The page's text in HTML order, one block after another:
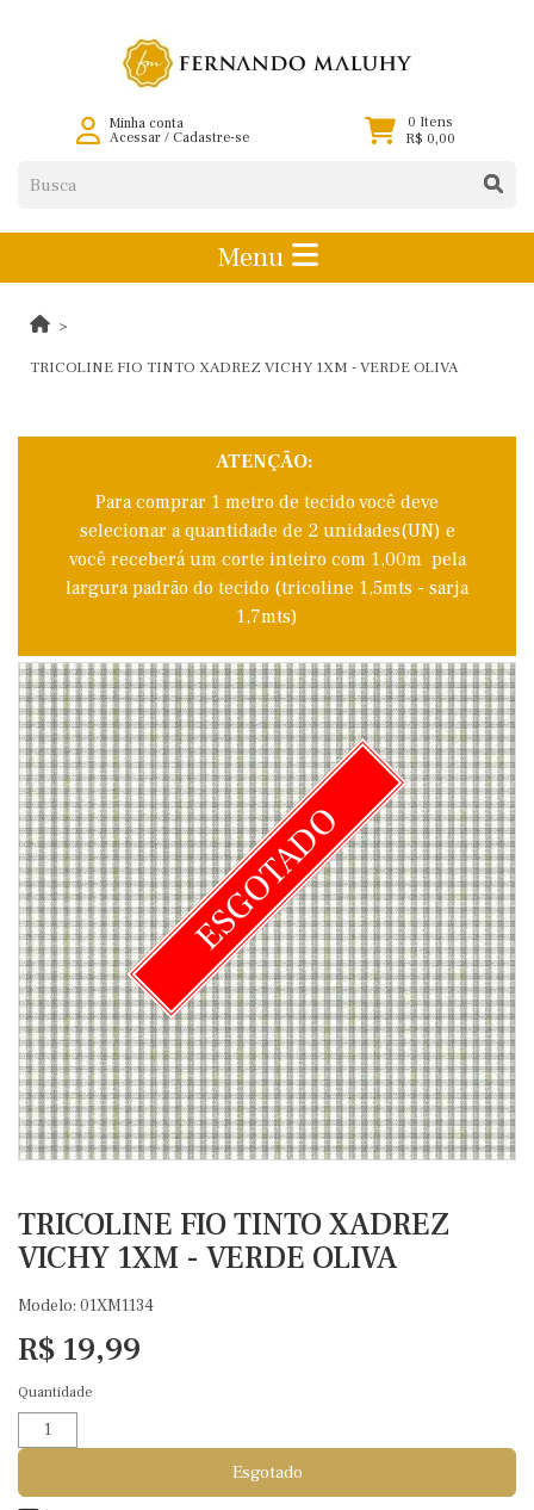
Minha conta
Acessar/ Cadastre-se
0 Itens
R$ 0,00
Menu
TRICOLINE FIO TINTO XADREZ VICHY 1XM - VERDE OLIVA
ATENÇÃO:
Para comprar 1 metro de tecido você deve
selecionar a quantidade de 2 unidades(UN) e
você receberá um corte inteiro com 1,00m pela
largura padrão do tecido (tricoline 1,5mts - sarja
1,7mts)
ESGOTADO
TRICOLINE FIO TINTO XADREZ
VICHY 1XM - VERDE OLIVA
Modelo: 01XM1134
R$ 19,99
Quantidade
Esgotado